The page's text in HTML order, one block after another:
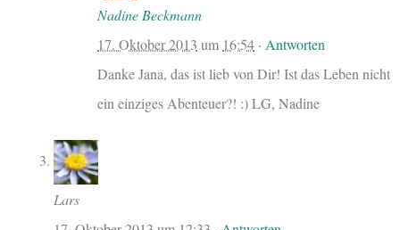
Nadine Beckmann
17. Oktober 2013 um 16:54 · Antworten
Danke Jana, das ist lieb von Dir! Ist das Leben nicht
ein einziges Abenteuer?! :) LG, Nadine
Lars